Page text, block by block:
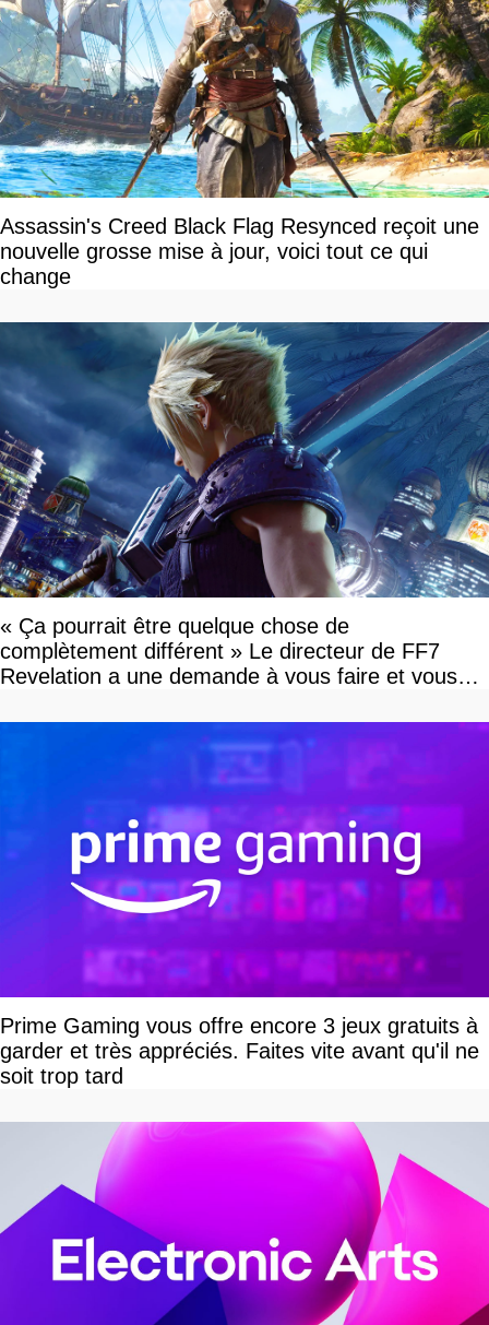
Assassin's Creed Black Flag Resynced reçoit une
nouvelle grosse mise à jour, voici tout ce qui
change
« Ça pourrait être quelque chose de
complètement différent » Le directeur de FF7
Revelation a une demande à vous faire et vous
Prime Gaming vous offre encore 3 jeux gratuits à
garder et très appréciés. Faites vite avant qu'il ne
soit trop tard